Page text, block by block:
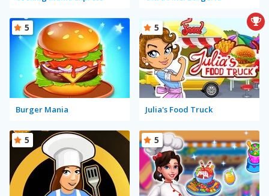
Burger Mania
5
Julia's Food Truck
5
5 5